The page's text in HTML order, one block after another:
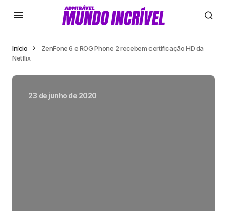
Início
ZenFone 6 e ROG Phone 2 recebem certificação HD da
Netflix
23 de junho de 2020